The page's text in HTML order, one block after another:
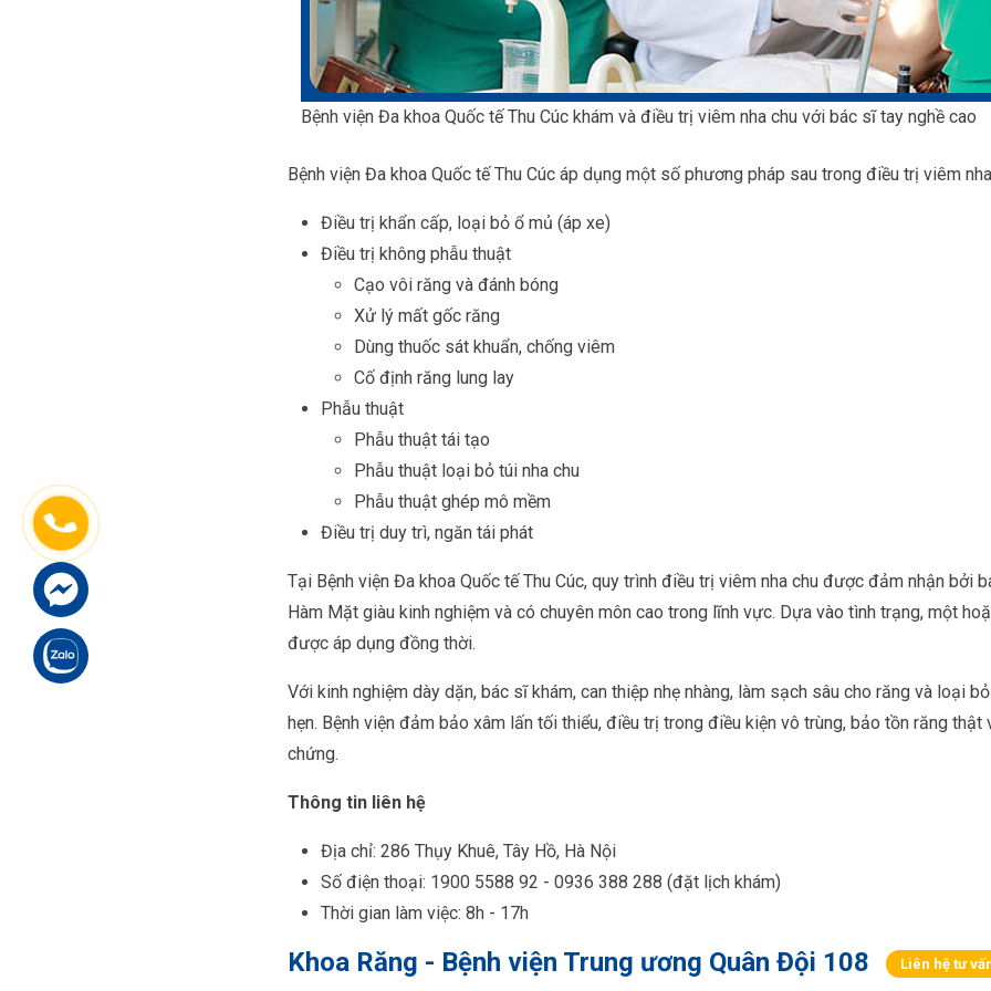
Bệnh viện Đa khoa Quốc tế Thu Cúc khám và điều trị viêm nha chu với bác sĩ tay nghề cao
Bệnh viện Đa khoa Quốc tế Thu Cúc áp dụng một số phương pháp sau trong điều trị viêm
Điều trị khẩn cấp, loại bỏ ổ mủ (áp xe)
Điều trị không phẫu thuật
Cạo vôi răng và đánh bóng
Xử lý mất gốc răng
Dùng thuốc sát khuẩn, chống viêm
Cố định răng lung lay
Phẫu thuật
Phẫu thuật tái tạo
Phẫu thuật loại bỏ túi nha chu
Phẫu thuật ghép mô mềm
Điều trị duy trì, ngăn tái phát
Tại Bệnh viện Đa khoa Quốc tế Thu Cúc, quy trình điều trị viêm nha chu được đảm nhận bởi
Hàm Mặt giàu kinh nghiệm và có chuyên môn cao trong lĩnh vực. Dựa vào tình trạng, một
được áp dụng đồng thời.
Với kinh nghiệm dày dặn, bác sĩ khám, can thiệp nhẹ nhàng, làm sạch sâu cho răng và loại
hẹn. Bệnh viện đảm bảo xâm lấn tối thiểu, điều trị trong điều kiện vô trùng, bảo tồn răng thật
chứng.
Thông tin liên hệ
Địa chỉ: 286 Thụy Khuê, Tây Hồ, Hà Nội
Số điện thoại: 1900 5588 92 - 0936 388 288 (đặt lịch khám)
Thời gian làm việc: 8h - 17h
Khoa Răng - Bệnh viện Trung ương Quân Đội 108 Liên hệ tư